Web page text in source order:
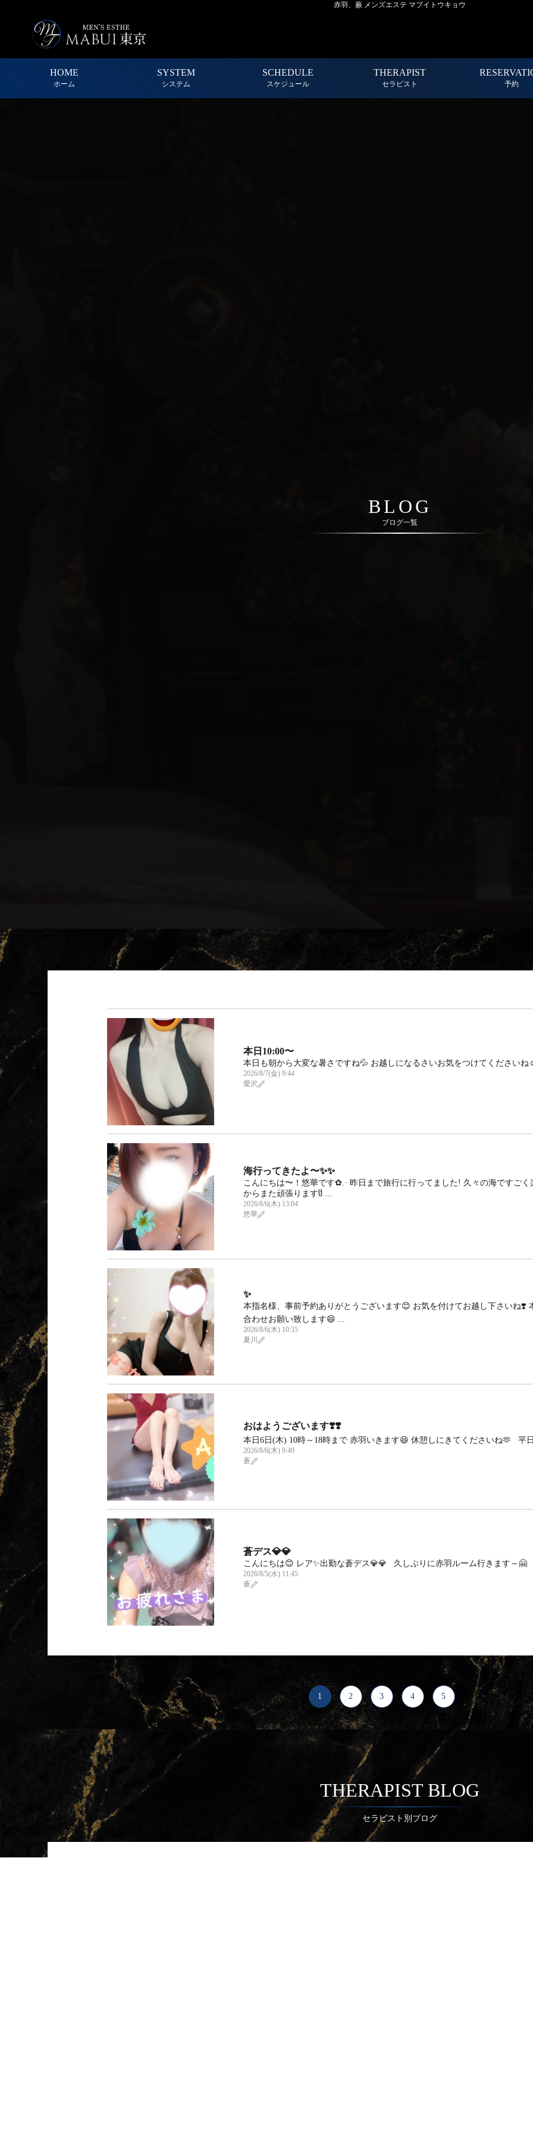
赤羽、蕨 メンズエステ マブイトウキョウ
HOME
ホーム
SYSTEM
システム
SCHEDULE
スケジュール
THERAPIST
セラピスト 予約
BLOG
ブログ一覧
本日10:00〜
本日も朝から大変な暑さですね💦 お越しになるさいお気をつけてください
2026/8/7(金) 9:44
愛沢
海行ってきたよ〜✨️✨
こんにちは〜！悠華です✿.· 昨日まで旅行に行ってました! 久々の海ですご
からまた頑張りますჱ̒ ...
2026/8/6(木) 13:04
悠華
✨
本指名様、事前予約ありがとうございます😊 お気を付けてお越し下さいね❣️
合わせお願い致します😄 ...
2026/8/6(木) 10:35
夏川
おはようございます❣️❣️
本日6日(木) 10時～18時まで 赤羽いきます😆 休憩しにきてくださいね🫶 平
2026/8/6(木) 9:49
蒼
蒼デス💎💎
こんにちは😊 レア✨出勤な蒼デス💎💎 久しぶりに赤羽ルーム行きます～🤗
2026/8/5(水) 11:45
蒼
1 2 3 4 5 ＞ ＞|
THERAPIST BLOG
セラピスト別ブログ